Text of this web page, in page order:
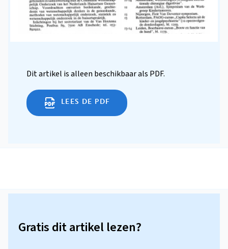
Dit artikel is alleen beschikbaar als PDF.
LEES DE PDF
Gratis dit artikel lezen?